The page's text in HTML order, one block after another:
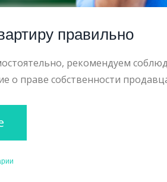
правильно
рекомендуем
о праве собственности